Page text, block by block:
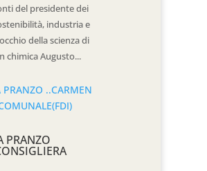
del presidente dei
industria e
della scienza di
chimica Augusto...
PRANZO